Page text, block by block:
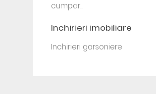
cumpar...
Inchirieri imobiliare
Inchirieri garsoniere